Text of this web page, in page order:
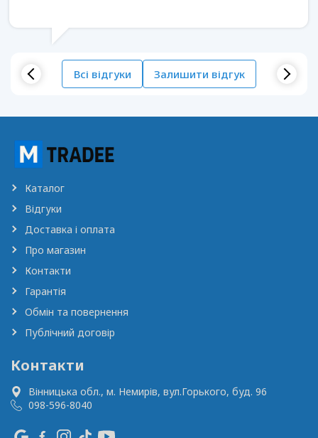
Всі відгуки Залишити відгук
Каталог
Відгуки
Доставка і оплата
Про магазин
Контакти
Гарантія
Обмін та повернення
Публічний договір
Контакти
Вінницька обл., м. Немирів, вул.Горького, буд. 96
098-596-8040